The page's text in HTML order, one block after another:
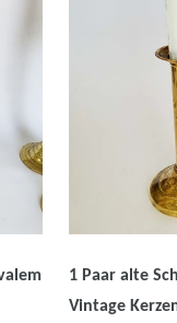
1 Paar alte
Vintage